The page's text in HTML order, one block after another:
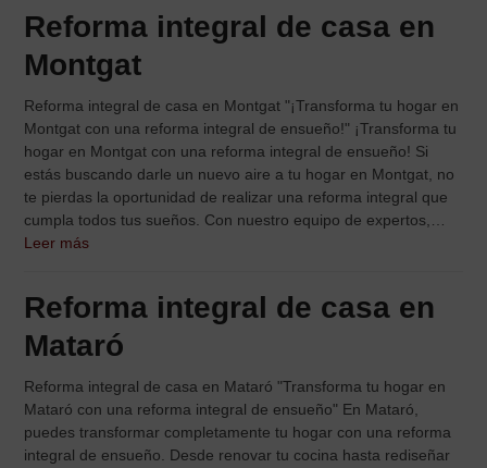
Reforma integral de casa en
Montgat
Reforma integral de casa en Montgat "¡Transforma tu hogar en
Montgat con una reforma integral de ensueño!" ¡Transforma tu
hogar en Montgat con una reforma integral de ensueño! Si
estás buscando darle un nuevo aire a tu hogar en Montgat, no
te pierdas la oportunidad de realizar una reforma integral que
cumpla todos tus sueños. Con nuestro equipo de expertos,…
Leer más
Reforma integral de casa en
Mataró
Reforma integral de casa en Mataró "Transforma tu hogar en
Mataró con una reforma integral de ensueño" En Mataró,
puedes transformar completamente tu hogar con una reforma
integral de ensueño. Desde renovar tu cocina hasta rediseñar